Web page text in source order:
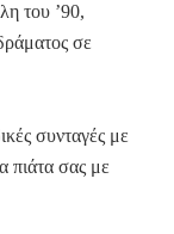
του ’90,
σε
συνταγές με
πιάτα σας με